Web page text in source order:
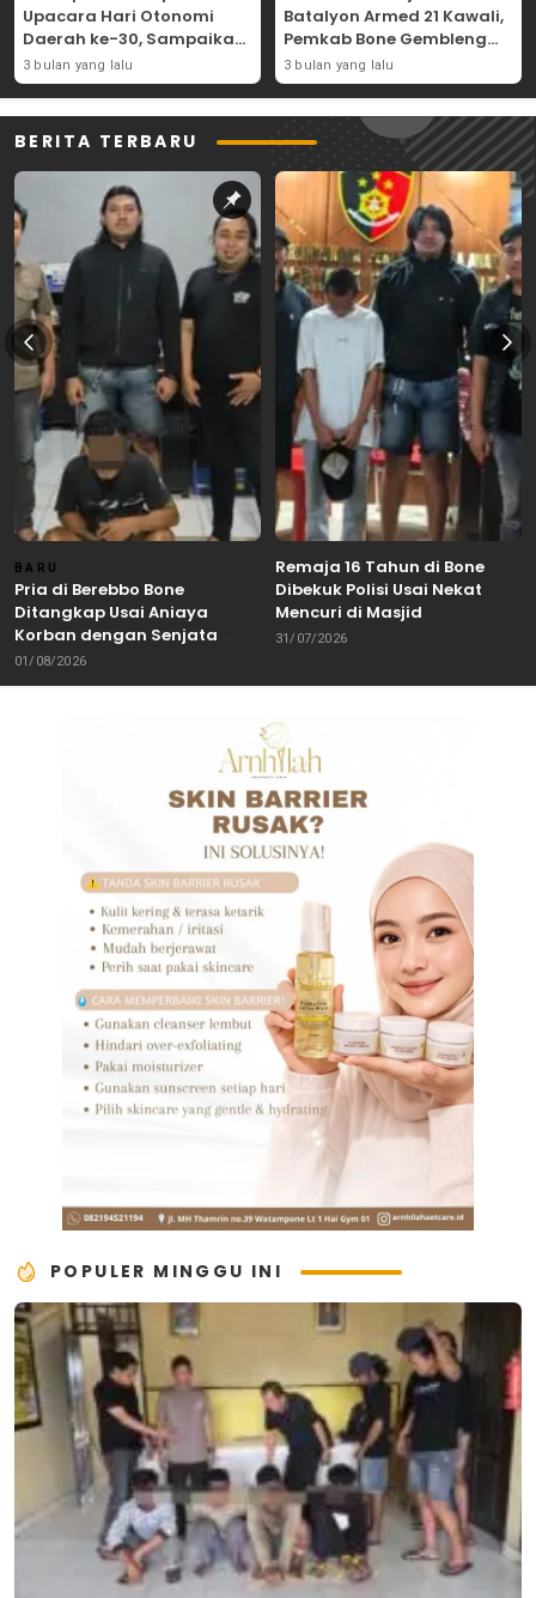
Upacara Hari Otonomi
Daerah ke-30, Sampaikan
Amanat Mendagri
Wujudkan Asta Cita
3 bulan yang lalu
Batalyon Armed 21 Kawali,
Pemkab Bone Gembleng
Kedisiplinan Camat dan
Pimpinan OPD
3 bulan yang lalu
BERITA TERBARU
BARU
Pria di Berebbo Bone
Ditangkap Usai Aniaya
Korban dengan Senjata
Tajam
01/08/2026
Remaja 16 Tahun di Bone
Dibekuk Polisi Usai Nekat
Mencuri di Masjid
31/07/2026
POPULER MINGGU INI